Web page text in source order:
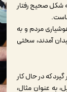
شکل صحیح رفتار
تصریح کرد: هوشیاری مردم و به
آنها با وجود اینکه گلایه‌هایی هم داشتند، اما در جنگ ۱۲ روزه به میدان آمدند، سختی
که در حال کار
به عنوان مثال،